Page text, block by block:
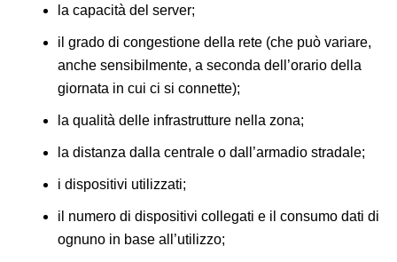
la capacità del server;
il grado di congestione della rete (che può variare,
anche sensibilmente, a seconda dell’orario della
giornata in cui ci si connette);
la qualità delle infrastrutture nella zona;
la distanza dalla centrale o dall’armadio stradale;
i dispositivi utilizzati;
il numero di dispositivi collegati e il consumo dati di
ognuno in base all’utilizzo;